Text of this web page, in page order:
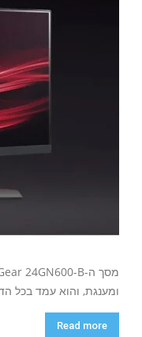
ומענגת, והוא עמד בכל
Read more